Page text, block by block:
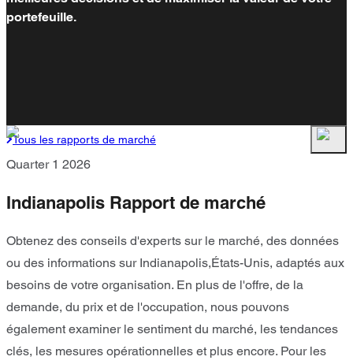
portefeuille.
Tous les rapports de marché
Quarter 1 2026
Indianapolis Rapport de marché
Obtenez des conseils d'experts sur le marché, des données
ou des informations sur Indianapolis,États-Unis, adaptés aux
besoins de votre organisation. En plus de l'offre, de la
demande, du prix et de l'occupation, nous pouvons
également examiner le sentiment du marché, les tendances
clés, les mesures opérationnelles et plus encore. Pour les